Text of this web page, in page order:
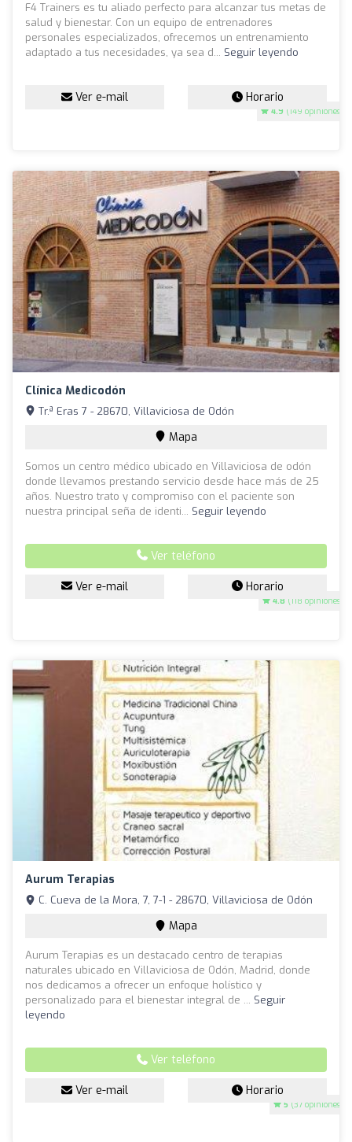
4.9 (149 opiniones)
F4 Trainers es tu aliado perfecto para alcanzar tus metas de
salud y bienestar. Con un equipo de entrenadores
personales especializados, ofrecemos un entrenamiento
adaptado a tus necesidades, ya sea d... Seguir leyendo
Ver e-mail Horario
Clínica Medicodón
4.8 (118 opiniones)
Tr.ª Eras 7 - 28670, Villaviciosa de Odón
Mapa
Somos un centro médico ubicado en Villaviciosa de odón
donde llevamos prestando servicio desde hace más de 25
años. Nuestro trato y compromiso con el paciente son
nuestra principal seña de identi... Seguir leyendo
Ver teléfono
Ver e-mail Horario
Aurum Terapias
5 (37 opiniones)
C. Cueva de la Mora, 7, 7-1 - 28670, Villaviciosa de Odón
Mapa
Aurum Terapias es un destacado centro de terapias
naturales ubicado en Villaviciosa de Odón, Madrid, donde
nos dedicamos a ofrecer un enfoque holístico y
personalizado para el bienestar integral de ... Seguir
leyendo
Ver teléfono
Ver e-mail Horario